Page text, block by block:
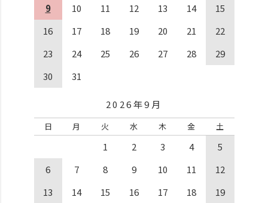
9
10 11 12 13 14
15
16
17 18 19 20 21
22
23
24 25 26 27 28
29
30
31
2026年9月
日 月 火 水 木 金 土
1 2 3 4
5
6
7 8 9 10 11
12
13
14 15 16 17 18 19